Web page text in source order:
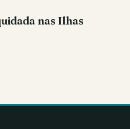
nas Ilhas